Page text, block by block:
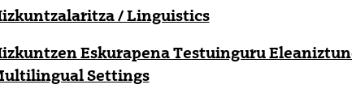
/ Linguistics
Eskurapena Testuinguru
Settings